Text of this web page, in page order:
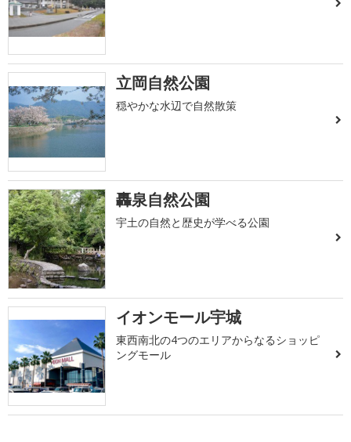
立岡自然公園
穏やかな水辺で自然散策
轟泉自然公園
宇土の自然と歴史が学べる公園
イオンモール宇城
東西南北の4つのエリアからなるショッピ
ングモール